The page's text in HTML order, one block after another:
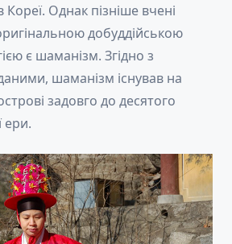
Однак пізніше вчені
добуддійською
є шаманізм. Згідно з
шаманізм існував на
задовго до десятого
ери.